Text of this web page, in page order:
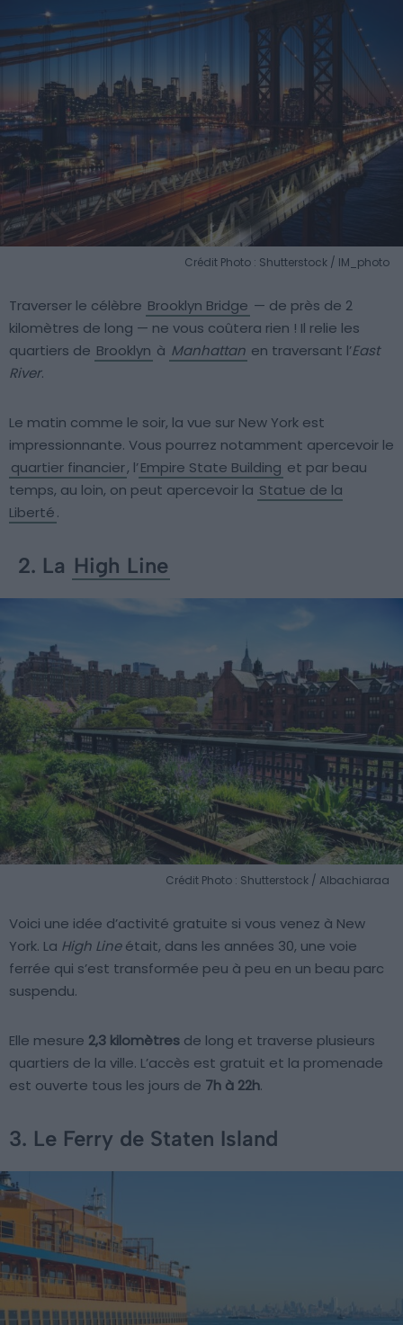
Crédit Photo : Shutterstock / IM_photo
Traverser le célèbre Brooklyn Bridge — de près de 2
kilomètres de long — ne vous coûtera rien ! Il relie les
quartiers de Brooklyn à Manhattan en traversant l’East
River.
Le matin comme le soir, la vue sur New York est
impressionnante. Vous pourrez notamment apercevoir le
quartier financier, l’Empire State Building et par beau
temps, au loin, on peut apercevoir la Statue de la
Liberté.
2. La High Line
Crédit Photo : Shutterstock / Albachiaraa
Voici une idée d’activité gratuite si vous venez à New
York. La High Lineétait, dans les années 30, une voie
ferrée qui s’est transformée peu à peu en un beau parc
suspendu.
Elle mesure 2,3 kilomètres de long et traverse plusieurs
quartiers de la ville. L’accès est gratuit et la promenade
est ouverte tous les jours de 7h à 22h.
3. Le Ferry de Staten Island